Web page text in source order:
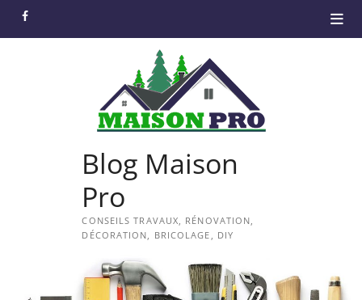
facebook
Blog Maison
Pro
CONSEILS TRAVAUX, RÉNOVATION,
DÉCORATION, BRICOLAGE, DIY